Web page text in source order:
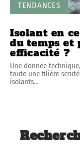
TENDANCES
Isolant en
du temps et
efficacité ?
Une donnée
toute une filière
isolants…